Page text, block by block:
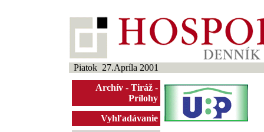
Piatok 27.Apríla 2001
Archív - Tiráž -
Prílohy
Vyhľadávanie